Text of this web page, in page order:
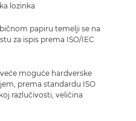
lozinka
papiru temelji se na
za ispis prema ISO/IEC
moguće hardverske
prema standardu ISO
razlučivosti, veličina